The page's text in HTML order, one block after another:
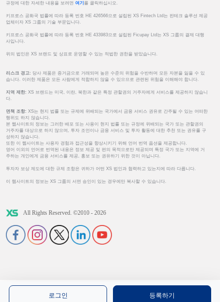
규정에 대한 자세한 내용을 보려면 여기 를 클릭하십시오.
키프로스 공화국 법률에 따라 등록 번호 HE 426566으로 설립된 XS Fintech Ltd는 핀테크 솔루션 제공
업체이자 XS 그룹의 기술 부문입니다.
키프로스 공화국 법률에 따라 등록 번호 HE 433983으로 설립된 Ficupay Ltd는 XS 그룹의 결제 대행
사입니다.
위의 법인은 XS 브랜드 및 상표로 운영할 수 있는 적법한 권한을 받았습니다.
리스크 경고: 당사 제품은 증거금으로 거래되며 높은 수준의 위험을 수반하며 모든 자본을 잃을 수 있
습니다. 이러한 제품은 모든 사람에게 적합하지 않을 수 있으므로 관련된 위험을 이해해야 합니다.
지역 제한: XS 브랜드는 미국, 이란, 북한과 같은 특정 관할권의 거주자에게 서비스를 제공하지 않습니
다.
면책 조항: XS는 현지 법률 또는 규제에 위배되는 국가에서 금융 서비스 권유로 간주될 수 있는 어떠한
행위도 하지 않습니다.
본 웹사이트의 정보는 그러한 배포 또는 사용이 현지 법률 또는 규정에 위배되는 국가 또는 관할권의
거주자를 대상으로 하지 않으며, 투자 조언이나 금융 서비스 및 투자 활동에 대한 추천 또는 권유를 구
성하지 않습니다.
또한 이 웹사이트는 사용자 경험과 접근성을 향상시키기 위해 언어 번역 옵션을 제공합니다.
영어 이외의 언어로 번역된 내용은 정보 제공 및 편의 목적으로만 제공되며 특정 국가 또는 지역에 거
주하는 개인에게 금융 서비스를 제공, 홍보 또는 권유하기 위한 것이 아닙니다.
투자자 보상 제도에 대한 규제 조항은 귀하가 어떤 XS 법인과 협력하고 있는지에 따라 다릅니다.
이 웹사이트의 정보는 XS 그룹의 서면 승인이 있는 경우에만 복사할 수 있습니다.
All Rights Reserved. ©2010 - 2026
로그인 등록하기